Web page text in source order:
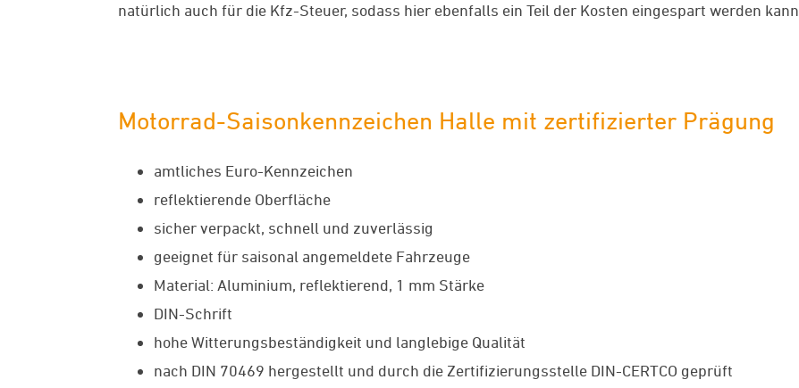
natürlich auch für die Kfz-Steuer, sodass hier ebenfalls ein Teil der Kosten eingespart werden kann.
Motorrad-Saisonkennzeichen Halle mit zertifizierter Prägung
amtliches Euro-Kennzeichen
reflektierende Oberfläche
sicher verpackt, schnell und zuverlässig
geeignet für saisonal angemeldete Fahrzeuge
Material: Aluminium, reflektierend, 1 mm Stärke
DIN-Schrift
hohe Witterungsbeständigkeit und langlebige Qualität
nach DIN 70469 hergestellt und durch die Zertifizierungsstelle DIN-CERTCO geprüft